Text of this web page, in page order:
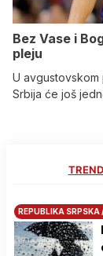
Bez Vase i
pleju
U
Srbija će još
REPUBLIKA SRPSKA